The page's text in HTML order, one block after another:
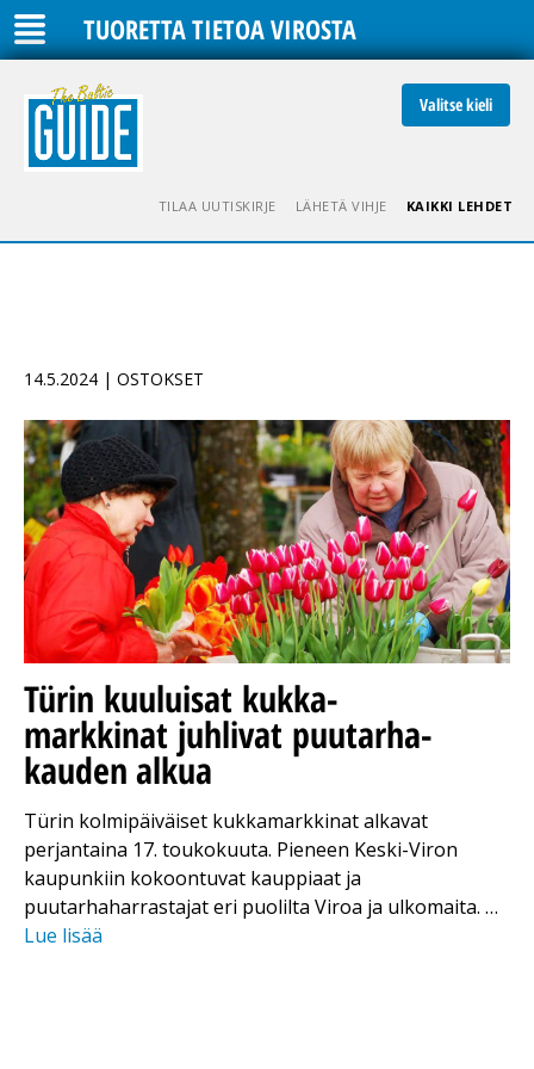
TUORETTA TIETOA VIROSTA
Valitse kieli
TILAA UUTISKIRJE LÄHETÄ VIHJE KAIKKI LEHDET
14.5.2024 | OSTOKSET
Türin kuuluisat kukka-
markkinat juhlivat puutarha-
kauden alkua
Türin kolmipäiväiset kukkamarkkinat alkavat
perjantaina 17. toukokuuta. Pieneen Keski-Viron
kaupunkiin kokoontuvat kauppiaat ja
puutarhaharrastajat eri puolilta Viroa ja ulkomaita. …
Lue lisää